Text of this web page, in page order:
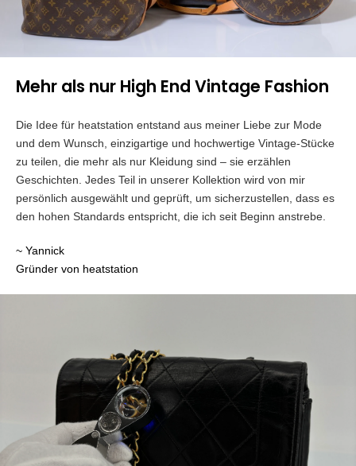
Mehr als nur High End Vintage Fashion
Die Idee für heatstation entstand aus meiner Liebe zur Mode
und dem Wunsch, einzigartige und hochwertige Vintage-Stücke
zu teilen, die mehr als nur Kleidung sind – sie erzählen
Geschichten. Jedes Teil in unserer Kollektion wird von mir
persönlich ausgewählt und geprüft, um sicherzustellen, dass es
den hohen Standards entspricht, die ich seit Beginn anstrebe.
~ Yannick
Gründer von heatstation